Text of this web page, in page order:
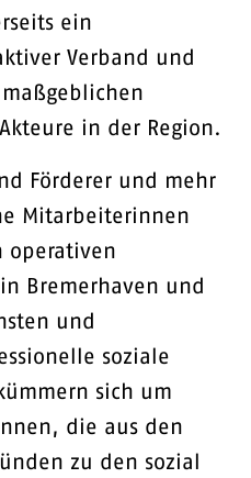
ein
Verband und
in der Region.
Förderer und mehr
Mitarbeiterinnen
operativen
Bremerhaven und
und
soziale
sich um
die aus den
zu den sozial